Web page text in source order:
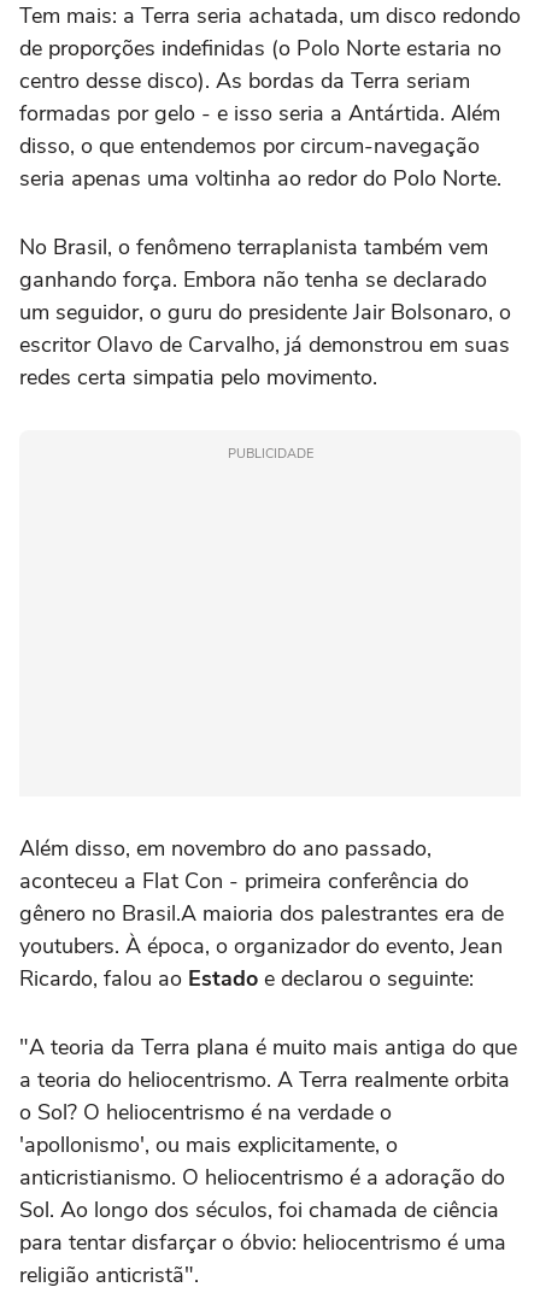
Tem mais: a Terra seria achatada, um disco redondo
de proporções indefinidas (o Polo Norte estaria no
centro desse disco). As bordas da Terra seriam
formadas por gelo - e isso seria a Antártida. Além
disso, o que entendemos por circum-navegação
seria apenas uma voltinha ao redor do Polo Norte.
No Brasil, o fenômeno terraplanista também vem
ganhando força. Embora não tenha se declarado
um seguidor, o guru do presidente Jair Bolsonaro, o
escritor Olavo de Carvalho, já demonstrou em suas
redes certa simpatia pelo movimento.
PUBLICIDADE
Além disso, em novembro do ano passado,
aconteceu a Flat Con - primeira conferência do
gênero no Brasil.A maioria dos palestrantes era de
youtubers. À época, o organizador do evento, Jean
Ricardo, falou ao Estado e declarou o seguinte:
"A teoria da Terra plana é muito mais antiga do que
a teoria do heliocentrismo. A Terra realmente orbita
o Sol? O heliocentrismo é na verdade o
'apollonismo', ou mais explicitamente, o
anticristianismo. O heliocentrismo é a adoração do
Sol. Ao longo dos séculos, foi chamada de ciência
para tentar disfarçar o óbvio: heliocentrismo é uma
religião anticristã".